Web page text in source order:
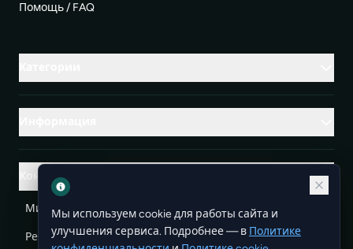
Помощь / FAQ
Контакты
Михаленко Руслан Леонидович, УНП ЕА3732804
Республика Беларусь info@doit.by
Мы используем cookie для работы сайта и
улучшения сервиса. Подробнее — в Политике